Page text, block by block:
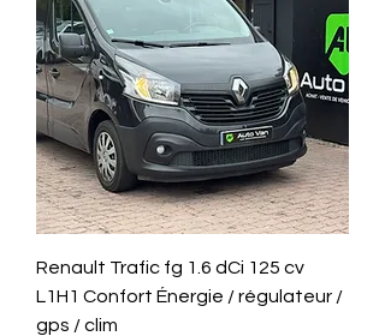
Renault Trafic fg 1.6 dCi 125 cv
L1H1 Confort Énergie / régulateur /
gps / clim